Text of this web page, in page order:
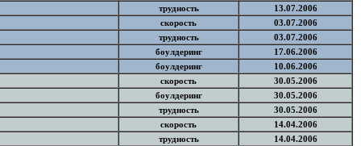
трудность
13.07.2006
скорость
03.07.2006
трудность
03.07.2006
боулдеринг
17.06.2006
боулдеринг
10.06.2006
скорость
30.05.2006
боулдеринг
30.05.2006
трудность
30.05.2006
скорость
14.04.2006
трудность
14.04.2006